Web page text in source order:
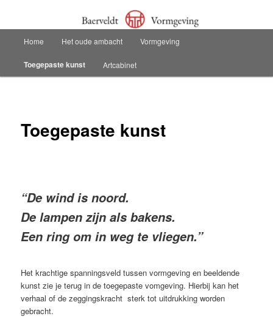
de
primaire Baerveldt Vormgeving
Home Het oude ambacht Vormgeving
Toegepaste kunst Artcabinet
Toegepaste kunst
“De wind is noord.
De lampen zijn als bakens.
Een ring om in weg te vliegen.”
Het krachtige spanningsveld tussen vormgeving en beeldende
kunst zie je terug in de toegepaste vomgeving. Hierbij kan het
verhaal of de zeggingskracht sterk tot uitdrukking worden
gebracht.